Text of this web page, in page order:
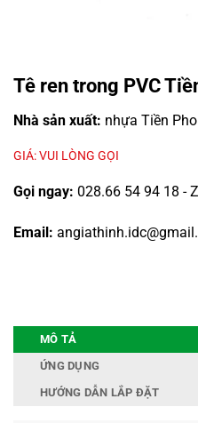
Tê ren trong PVC
Nhà sản xuất: nhựa Tiền
GIÁ: VUI LÒNG GỌI
Gọi ngay: 028.66 54 94 18 -
Email:
MÔ TẢ
ỨNG DỤNG
HƯỚNG DẪN LẮP ĐẶT